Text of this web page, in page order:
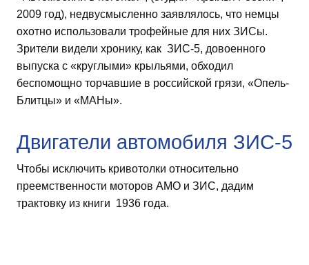
2009 год), недвусмысленно заявлялось, что немцы
охотно использовали трофейные для них ЗИСы.
Зрители видели хронику, как ЗИС-5, довоенного
выпуска с «круглыми» крыльями, обходил
беспомощно торчавшие в российской грязи, «Опель-
Блитцы» и «МАНы».
Двигатели автомобиля ЗИС-5
Чтобы исключить кривотолки относительно
преемственности моторов АМО и ЗИС, дадим
трактовку из книги 1936 года.